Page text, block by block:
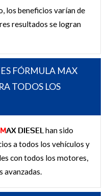
los beneficios varían de
resultados se logran
FÓRMULA MAX
TODOS LOS
MAX DIESELhan sido
a todos los vehículos y
con todos los motores,
avanzadas.